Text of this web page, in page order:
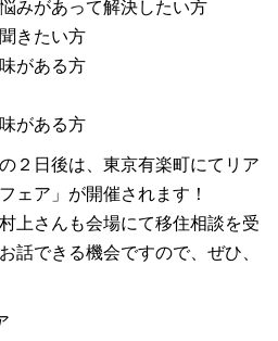
みがあって解決したい方
きたい方
がある方
がある方
２日後は、東京有楽町にてリア
ェア」が開催されます！
上さんも会場にて移住相談を受
話できる機会ですので、ぜひ、